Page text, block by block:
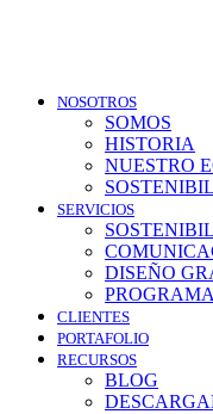
NOSOTROS
SOMOS
HISTORIA
NUESTRO
SERVICIOS
DISEÑO
CLIENTES
PORTAFOLIO
RECURSOS
BLOG